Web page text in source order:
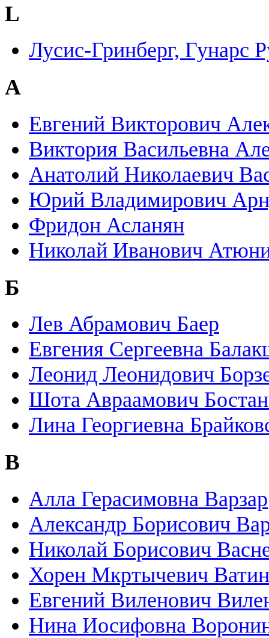
L
Лусис-Гринберг, Гунарс
А
Евгений Викторович
Виктория Васильевна
Анатолий Николаевич
Юрий Владимирович
Фридон Асланян
Николай Иванович
Б
Лев Абрамович Баер
Евгения Сергеевна
Леонид Леонидович
Шота Авраамович
Лина Георгиевна
В
Алла Герасимовна Варзар
Александр Борисович
Николай Борисович
Хорен Мкртычевич
Евгений Виленович
Нина Иосифовна